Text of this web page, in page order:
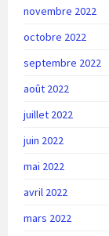
novembre 2022
octobre 2022
septembre 2022
août 2022
juillet 2022
juin 2022
mai 2022
avril 2022
mars 2022